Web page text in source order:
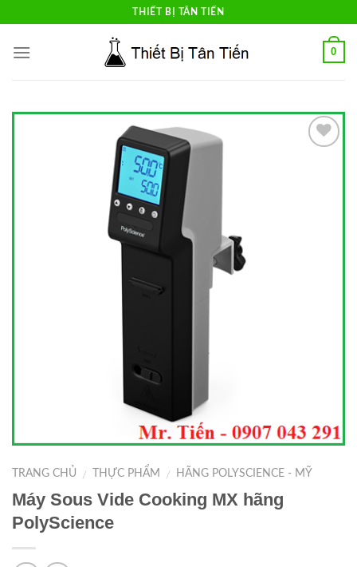
content
THIẾT BỊ TÂN TIẾN
0
TRANG CHỦ / THỰC PHẨM / HÃNG POLYSCIENCE - MỸ
Máy Sous Vide Cooking MX hãng
PolyScience